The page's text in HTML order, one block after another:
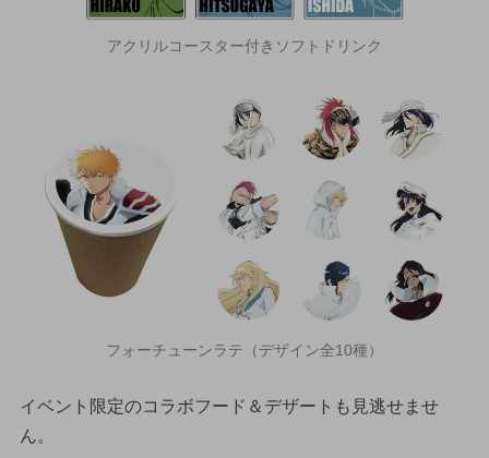
アクリルコースター付きソフトドリンク
フォーチューンラテ（デザイン全10種）
イベント限定のコラボフード＆デザートも見逃せませ
ん。